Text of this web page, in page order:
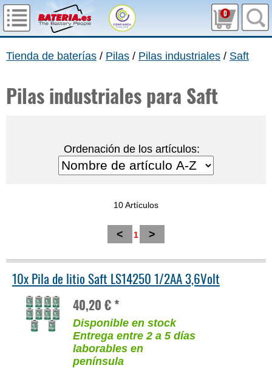
0
Tienda de baterías / Pilas / Pilas industriales / Saft
Pilas industriales para Saft
Ordenación de los artículos:
10 Artículos
< 1 >
10x Pila de litio Saft LS14250 1/2AA 3,6Volt
40,20 € *
Disponible en stock
Entrega entre 2 a 5 días
laborables en
península